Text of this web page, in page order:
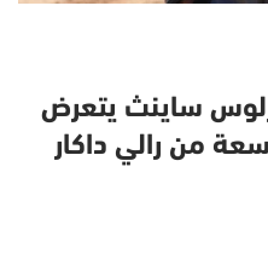
ساينث يتعرض
من رالي داكار